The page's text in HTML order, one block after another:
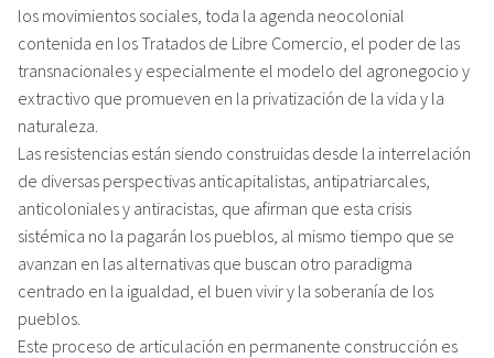
los movimientos sociales, toda la agenda neocolonial
contenida en los Tratados de Libre Comercio, el poder de las
transnacionales y especialmente el modelo del agronegocio y
extractivo que promueven en la privatización de la vida y la
naturaleza.
Las resistencias están siendo construidas desde la interrelación
de diversas perspectivas anticapitalistas, antipatriarcales,
anticoloniales y antiracistas, que afirman que esta crisis
sistémica no la pagarán los pueblos, al mismo tiempo que se
avanzan en las alternativas que buscan otro paradigma
centrado en la igualdad, el buen vivir y la soberanía de los
pueblos.
Este proceso de articulación en permanente construcción es